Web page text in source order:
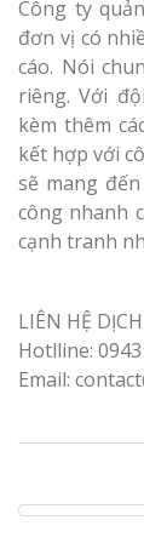
Công ty
đơn vị có
cáo. Nói
riêng. Với
kèm thêm
kết hợp với
sẽ mang
công nhanh
cạnh tranh
LIÊN HỆ
Hotlline:
Email: